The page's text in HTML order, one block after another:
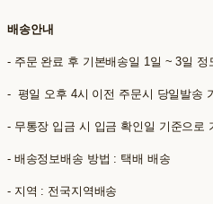
배송안내
- 주문 완료 후 기본배송일 1일 ~ 3일
- 평일 오후 4시 이전 주문시 당일발송
- 무통장 입금 시 입금 확인일 기준으로
- 배송정보배송 방법 : 택배 배송
- 지역 : 전국지역배송